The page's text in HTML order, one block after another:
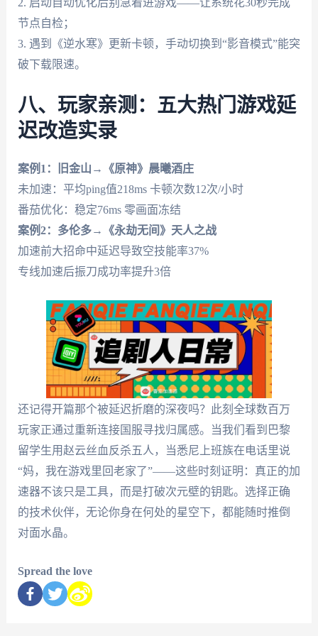
2. 启动自动优化后别急着进游戏——让系统花30秒完成
节点自检；
3. 遇到《逆水寒》更新卡顿，手动切换到“影音模式”能突
破下载限速。
八、玩家亲测：五大热门游戏延
迟改造实录
案例1：旧金山→《原神》晨曦酒庄
未加速：平均ping值218ms 卡顿次数12次/小时
番茄优化：稳定76ms 零画面冻结
案例2：多伦多→《永劫无间》天人之战
加速前大招命中延迟导致空技能率37%
专线加速后振刀成功率提升3倍
还记得开篇那个被延迟折磨的深夜吗？此刻全球数百万
玩家正通过重新连接国服寻找归属感。当我们看到巴黎
留学生用赵云丝血反杀五人，当悉尼上班族在电话里说
“妈，我在游戏里回老家了”——这些时刻证明：真正的加
速器不该只是工具，而是打破次元壁的钥匙。选择正确
的技术伙伴，无论你身在何处的星空下，都能随时推倒
对面水晶。
Spread the love